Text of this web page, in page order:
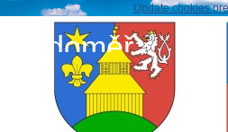
Update cookies
Sudoměř
Ceník samovýroby a dřeva